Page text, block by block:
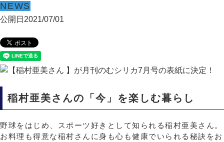
NEWS
公開日 2021/07/01
稲村亜美さんの「今」を楽しむ暮らし
野球をはじめ、スポーツ好きとして知られる稲村亜美さん。
お料理も得意な稲村さんに身も心も健康でいられる秘訣をお